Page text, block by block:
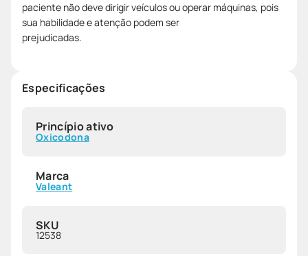
paciente não deve dirigir veículos ou operar máquinas, pois
sua habilidade e atenção podem ser
prejudicadas.
Especificações
Princípio ativo
Oxicodona
Marca
Valeant
SKU
12538